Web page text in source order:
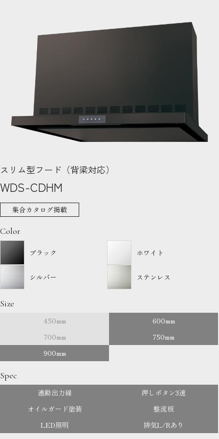
スリム型フード（背梁対応）
WDS-CDHM
集合カタログ掲載
Color
ブラック ホワイト
シルバー ステンレス
Size
450mm
600mm
700mm
750mm
900mm
Spec
連動出力線
押しボタン3速
オイルガード塗装
整流板
LED照明
排気L/Rあり